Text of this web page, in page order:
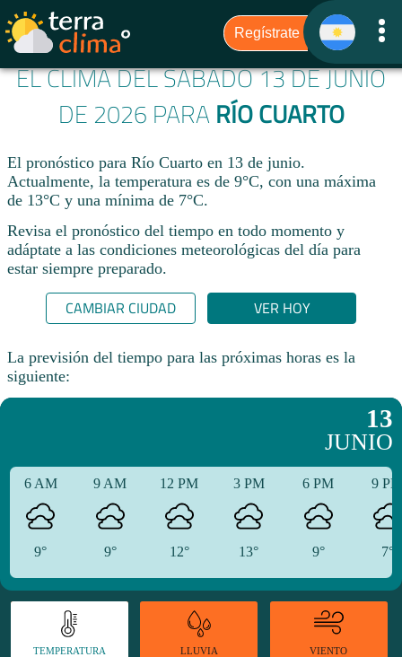
EL CLIMA DEL SÁBADO 13 DE JUNIO
DE 2026 PARA RÍO CUARTO
El pronóstico para Río Cuarto en 13 de junio.
Actualmente, la temperatura es de 9°C, con una máxima
de 13°C y una mínima de 7°C.
Revisa el pronóstico del tiempo en todo momento y
adáptate a las condiciones meteorológicas del día para
estar siempre preparado.​
CAMBIAR CIUDAD VER HOY
La previsión del tiempo para las próximas horas es la
siguiente:
13
JUNIO
6 AM
9°
9 AM
9°
12 PM
12°
3 PM
13°
6 PM
9°
9
7°
TEMPERATURA LLUVIA VIENTO